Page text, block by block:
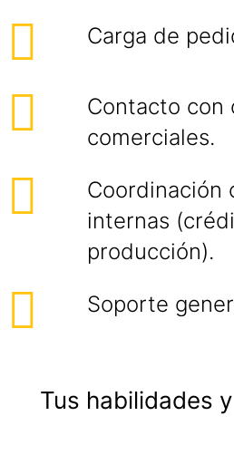
Carga de
Contacto con
comerciales.
Coordinación
internas
producción).
Soporte
Tus habilidades